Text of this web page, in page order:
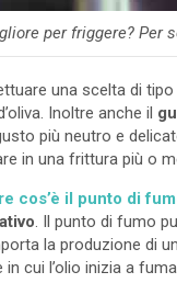
per friggere?
una scelta di tipo
Inoltre anche il
più neutro e
in una frittura più o
cos’è il punto di
. Il punto di fumo
la produzione di
cui l’olio inizia a